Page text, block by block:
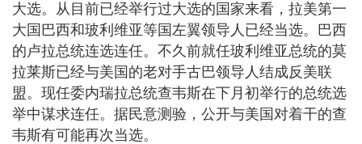
大选。从目前已经举行过大选的国家来看，拉美第一
大国巴西和玻利维亚等国左翼领导人已经当选。巴西
的卢拉总统连选连任。不久前就任玻利维亚总统的莫
拉莱斯已经与美国的老对手古巴领导人结成反美联
盟。现任委内瑞拉总统查韦斯在下月初举行的总统选
举中谋求连任。据民意测验，公开与美国对着干的查
韦斯有可能再次当选。